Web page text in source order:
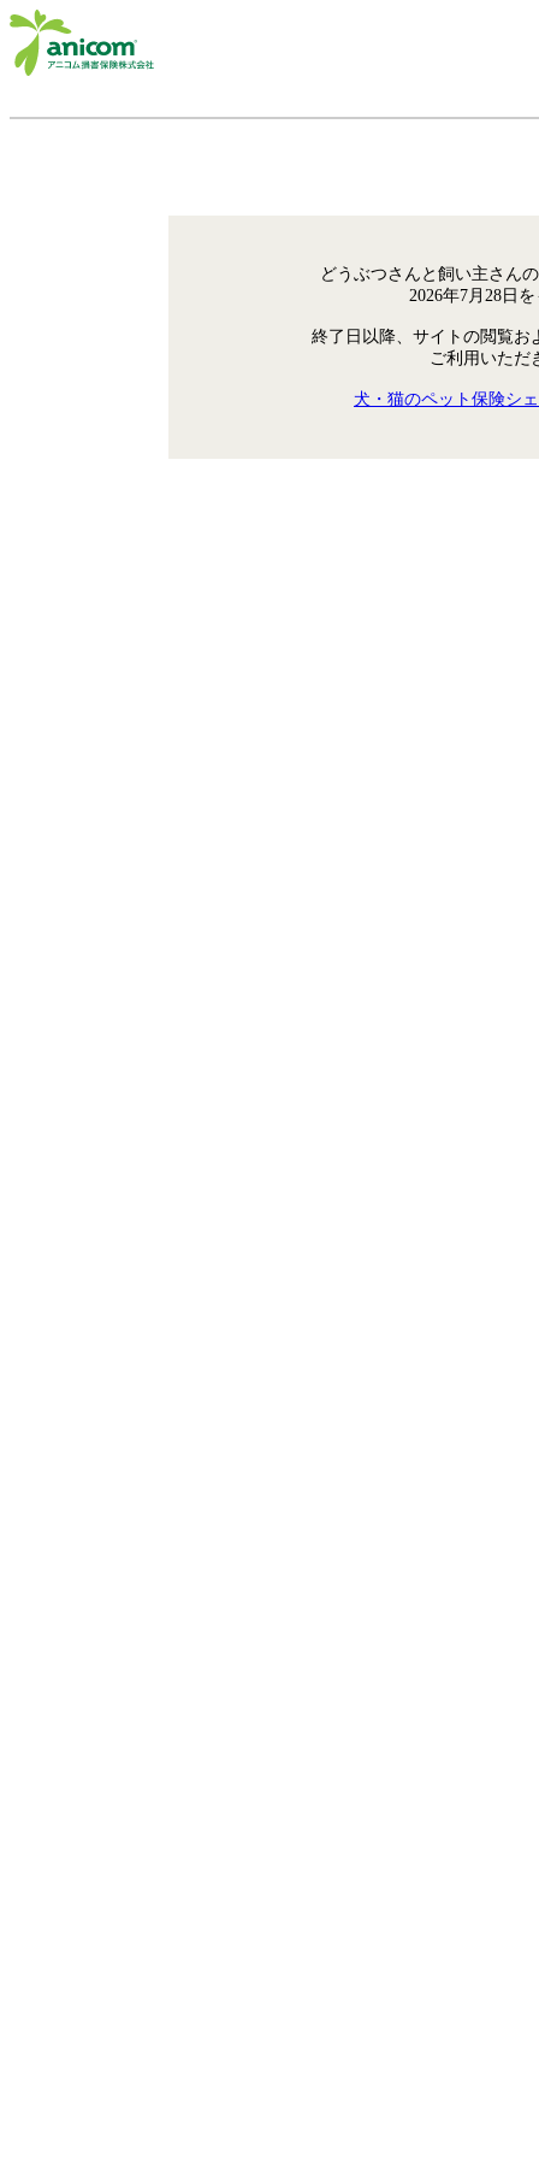
どうぶつさんと飼い主さん
2026年7月28日
終了日以降、サイトの閲覧お
ご利用いただ
犬・猫のペット保険シ